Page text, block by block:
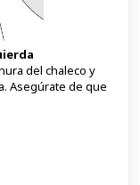
del chaleco y
Asegúrate de que